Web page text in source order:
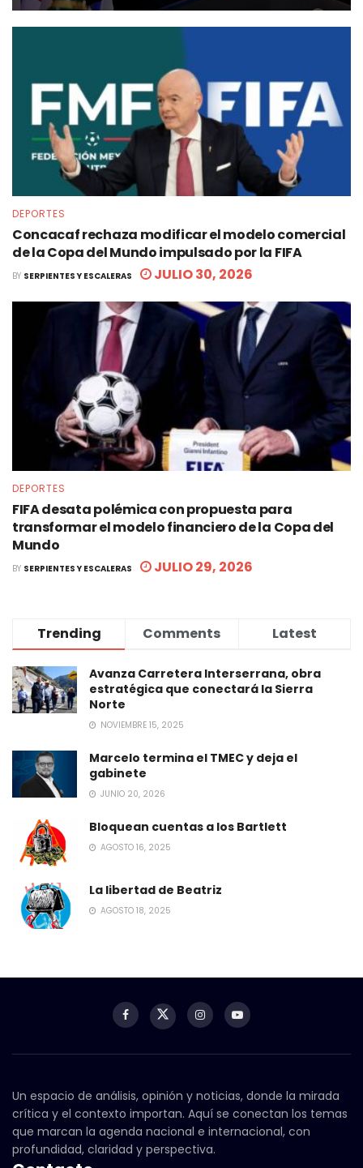
DEPORTES
Concacaf rechaza modificar el modelo comercial
de la Copa del Mundo impulsado por la FIFA
BY SERPIENTES Y ESCALERAS JULIO 30, 2026
DEPORTES
FIFA desata polémica con propuesta para
transformar el modelo financiero de la Copa del
Mundo
BY SERPIENTES Y ESCALERAS JULIO 29, 2026
Trending Comments Latest
Avanza Carretera Interserrana, obra
estratégica que conectará la Sierra
Norte
NOVIEMBRE 15, 2025
Marcelo termina el TMEC y deja el
gabinete
JUNIO 20, 2026
Bloquean cuentas a los Bartlett
AGOSTO 16, 2025
La libertad de Beatriz
AGOSTO 18, 2025
Un espacio de análisis, opinión y noticias, donde la mirada
crítica y el contexto importan. Aquí se conectan los temas
que marcan la agenda nacional e internacional, con
profundidad, claridad y perspectiva.